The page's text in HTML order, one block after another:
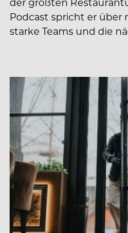
Podcast spricht er
starke Teams und die